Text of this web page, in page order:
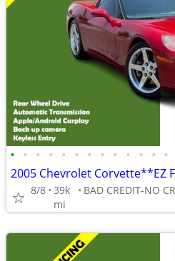
• • • • • • • • • • • • •
2005 Chevrolet Corvette**EZ
8/8 39k
mi